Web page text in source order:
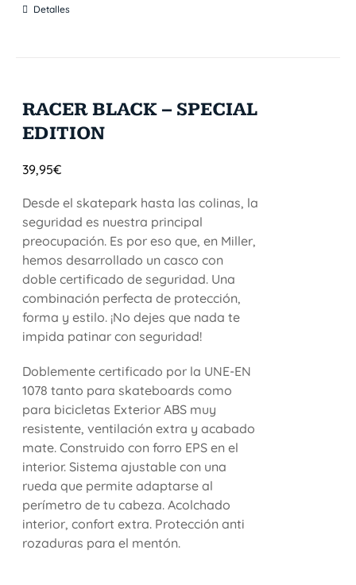
Detalles
RACER BLACK – SPECIAL
EDITION
39,95€
Desde el skatepark hasta las colinas, la
seguridad es nuestra principal
preocupación. Es por eso que, en Miller,
hemos desarrollado un casco con
doble certificado de seguridad. Una
combinación perfecta de protección,
forma y estilo. ¡No dejes que nada te
impida patinar con seguridad!
Doblemente certificado por la UNE-EN
1078 tanto para skateboards como
para bicicletas Exterior ABS muy
resistente, ventilación extra y acabado
mate. Construido con forro EPS en el
interior. Sistema ajustable con una
rueda que permite adaptarse al
perímetro de tu cabeza. Acolchado
interior, confort extra. Protección anti
rozaduras para el mentón.